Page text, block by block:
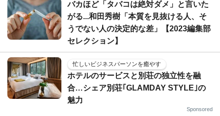
バカほど「タバコは絶対ダメ」と言いた
がる...和田秀樹「本質を見抜ける人、そ
うでない人の決定的な差」【2023編集部
セレクション】
忙しいビジネスパーソンを癒やす
ホテルのサービスと別荘の独立性を融
合…シェア別荘｢GLAMDAY STYLE｣の
魅力
Sponsored